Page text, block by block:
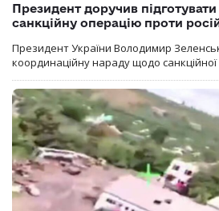
Президент доручив
санкційну операцію проти
Президент України Володимир
координаційну нараду щодо санкційної